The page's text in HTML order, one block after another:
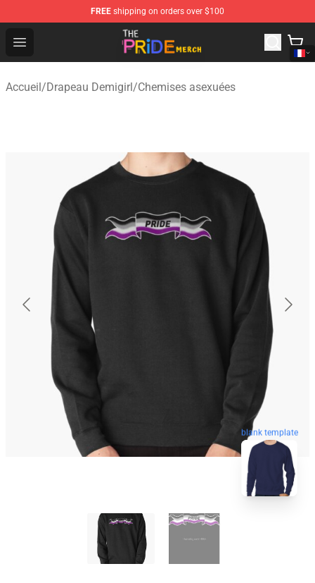
FREE shipping on orders over $100
Open menu
The Pride Shop - Official The Pride Merchandise Store
Accueil/Drapeau Demigirl/Chemises asexuées
blank template